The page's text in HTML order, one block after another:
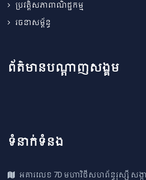
ប្រវត្តិសភាពាណិជ្ជកម្ម
រចនាសម្ព័ន្ធ
ព័ត៌មានបណ្តាញសង្គម
ទំនាក់ទំនង
អគារ​លេខ 7D មហាវិថីសហព័ន្ធរុស្សី សង្